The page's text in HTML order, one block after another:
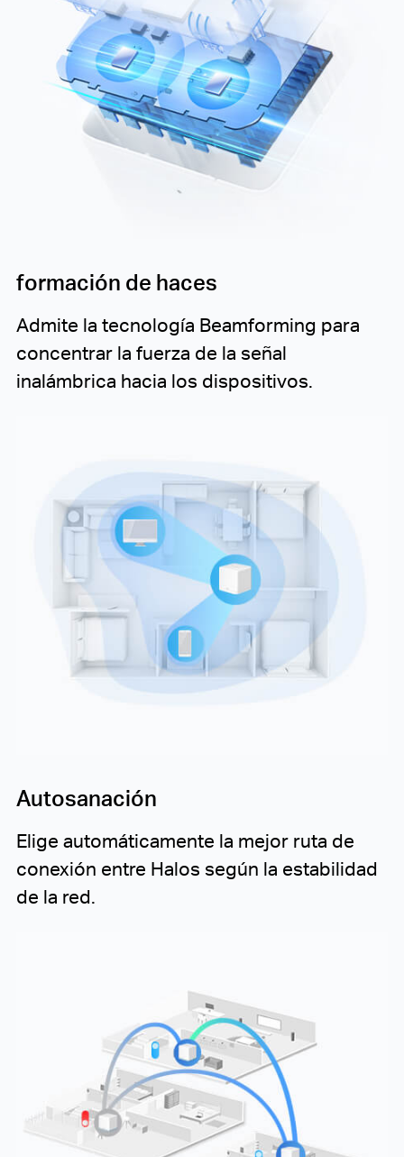
formación de haces
Admite la tecnología Beamforming para
concentrar la fuerza de la señal
inalámbrica hacia los dispositivos.
Autosanación
Elige automáticamente la mejor ruta de
conexión entre Halos según la estabilidad
de la red.